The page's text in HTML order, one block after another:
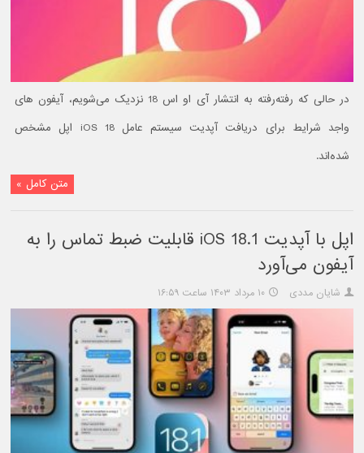
در حالی که رفته‌رفته به انتشار آی او اس 18 نزدیک می‌شویم، آیفون های
واجد شرایط برای دریافت آپدیت سیستم عامل iOS 18 اپل مشخص
شده‌اند.
متن کامل »
اپل با آپدیت iOS 18.1 قابلیت ضبط تماس را به
آیفون می‌آورد
شایان مددی ۱۰ مرداد ۱۴۰۳ ساعت ۱۶:۵۹